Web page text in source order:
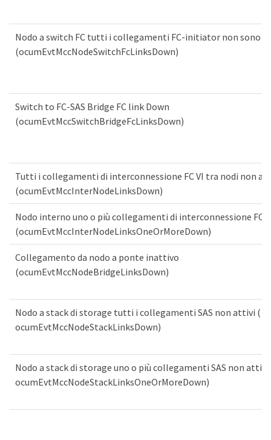
Nodo a switch FC tutti i collegamenti FC-initiator non sono
(ocumEvtMccNodeSwitchFcLinksDown)
Switch to FC-SAS Bridge FC link Down
(ocumEvtMccSwitchBridgeFcLinksDown)
Tutti i collegamenti di interconnessione FC VI tra nodi non
(ocumEvtMccInterNodeLinksDown)
Nodo interno uno o più collegamenti di interconnessione FC
(ocumEvtMccInterNodeLinksOneOrMoreDown)
Collegamento da nodo a ponte inattivo
(ocumEvtMccNodeBridgeLinksDown)
Nodo a stack di storage tutti i collegamenti SAS non attivi (
ocumEvtMccNodeStackLinksDown)
Nodo a stack di storage uno o più collegamenti SAS non attivi
ocumEvtMccNodeStackLinksOneOrMoreDown)